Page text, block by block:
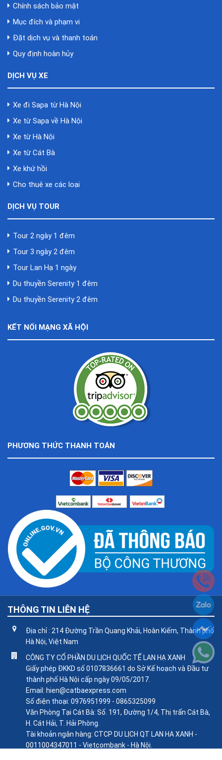
Chính sách bảo mật
Mục đích và phạm vi
Đặt dịch vụ và thanh toán
Quy định hoàn hủy
DỊCH VỤ XE
Xe đi Sapa từ Hà Nội
Xe từ Sapa về Hà Nội
Xe từ Hà Nội
Xe từ Cát Bà
Xe khứ hồi
Cho thuê xe các loại
DỊCH VỤ TOUR
Tour 2 ngày 1 đêm
Tour 3 ngày 2 đêm
Tour Lan Hạ 1 ngày
Du thuyền Serenity 1 đêm
Du thuyền Serenity 2 đêm
KẾT NỐI MẠNG XÃ HỘI
PHƯƠNG THỨC THANH TOÁN
THÔNG TIN LIÊN HỆ
Địa chỉ : 214 Đường Trần Quang Khải, Hoàn Kiếm, Thành phố
Hà Nội, Việt Nam
CÔNG TY CỔ PHẦN DU LỊCH QUỐC TẾ LAN HẠ XANH
Giấy phép ĐKKD số 0107836661 do Sở Kế hoạch và Đầu tư
thành phố Hà Nội cấp ngày 09/05/2017.
Email: hien@catbaexpress.com
Số điện thoại: 0976951999 - 0865325099
Văn Phòng Tại Cát Bà: Số. 191, Đường 1/4, Thị trấn Cát Bà,
H. Cát Hải, T. Hải Phòng.
Tài khoản ngân hàng: CTCP DU LỊCH QT LAN HA XANH -
0011004347011 - Vietcombank - Hà Nội.